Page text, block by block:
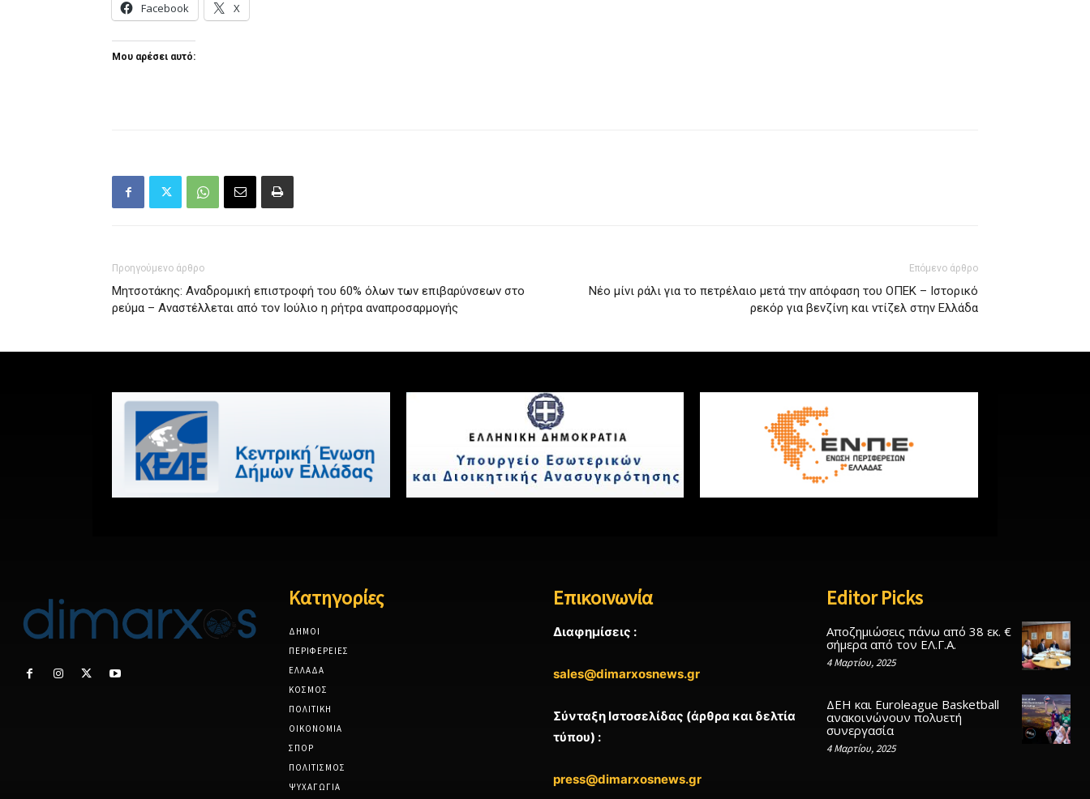
Facebook X
Μου αρέσει αυτό:
Προηγούμενο άρθρο
Μητσοτάκης: Αναδρομική επιστροφή του 60% όλων των επιβαρύνσεων στο
ρεύμα – Αναστέλλεται από τον Ιούλιο η ρήτρα αναπροσαρμογής
Επόμενο άρθρο
Νέο μίνι ράλι για το πετρέλαιο μετά την απόφαση του ΟΠΕΚ – Ιστορικό
ρεκόρ για βενζίνη και ντίζελ στην Ελλάδα
Κατηγορίες
ΔΗΜΟΙ
ΠΕΡΙΦΕΡΕΙΕΣ
ΕΛΛΑΔΑ
ΚΟΣΜΟΣ
ΠΟΛΙΤΙΚΗ
ΟΙΚΟΝΟΜΙΑ
ΣΠΟΡ
ΠΟΛΙΤΙΣΜΟΣ
ΨΥΧΑΓΩΓΙΑ
Επικοινωνία
Διαφημίσεις :
sales@dimarxosnews.gr
Σύνταξη Ιστοσελίδας (άρθρα και δελτία
τύπου) :
press@dimarxosnews.gr
Editor Picks
Αποζημιώσεις πάνω από 38 εκ. €
σήμερα από τον ΕΛ.Γ.Α.
4 Μαρτίου, 2025
ΔΕΗ και Euroleague Basketball
ανακοινώνουν πολυετή
συνεργασία
4 Μαρτίου, 2025